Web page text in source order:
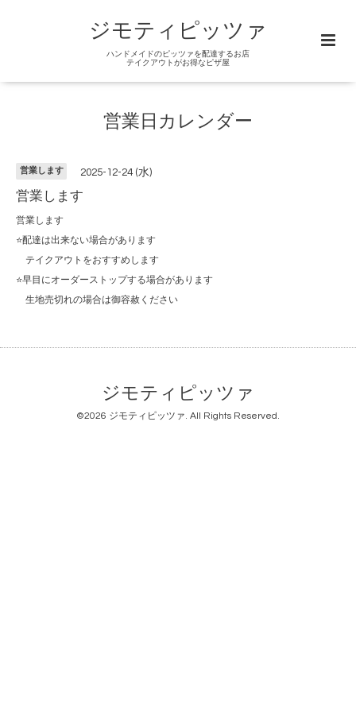
ジモティピッツァ
ハンドメイドのピッツァを配達するお店
テイクアウトがお得なピザ屋
営業日カレンダー
営業します 2025-12-24 (水)
営業します
営業します
⭐️配達は出来ない場合があります
テイクアウトをおすすめします
⭐️早目にオーダーストップする場合があります
生地売切れの場合は御容赦ください
ジモティピッツァ
©2026 ジモティピッツァ. All Rights Reserved.